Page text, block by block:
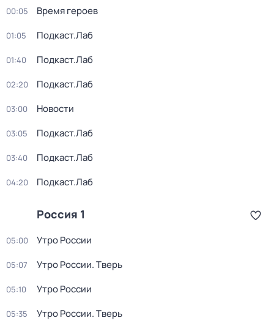
00:05 Время героев
01:05 Подкаст.Лаб
01:40 Подкаст.Лаб
02:20 Подкаст.Лаб
03:00 Новости
03:05 Подкаст.Лаб
03:40 Подкаст.Лаб
04:20 Подкаст.Лаб
Россия 1
05:00 Утро России
05:07 Утро России. Тверь
05:10 Утро России
05:35 Утро России. Тверь